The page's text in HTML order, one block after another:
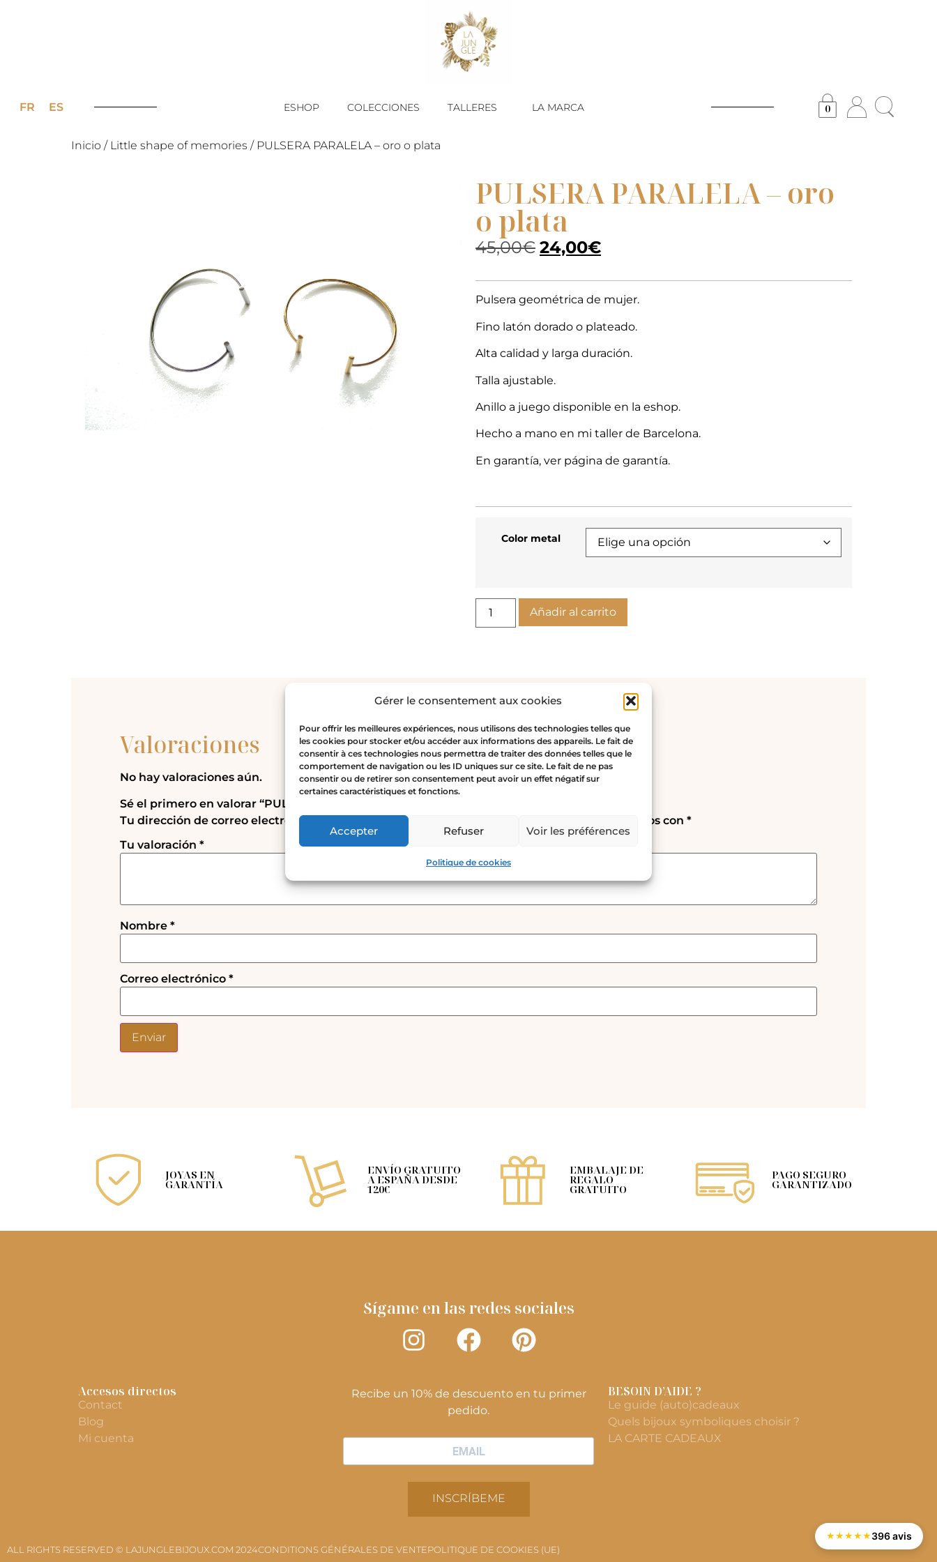
Gérer le consentement aux cookies
Pour offrir les meilleures expériences, nous utilisons des technologies telles que
les cookies pour stocker et/ou accéder aux informations des appareils. Le fait de
consentir à ces technologies nous permettra de traiter des données telles que le
comportement de navigation ou les ID uniques sur ce site. Le fait de ne pas
consentir ou de retirer son consentement peut avoir un effet négatif sur
certaines caractéristiques et fonctions.
Accepter Refuser Voir les préférences
Politique de cookies
FR ES ESHOP COLECCIONES TALLERES LA MARCA 0
Inicio / Little shape of memories / PULSERA PARALELA – oro o plata
PULSERA PARALELA – oro
o plata
45,00€ 24,00€
Pulsera geométrica de mujer.
Fino latón dorado o plateado.
Alta calidad y larga duración.
Talla ajustable.
Anillo a juego disponible en la eshop.
Hecho a mano en mi taller de Barcelona.
En garantía, ver página de garantía.
Color metal
Añadir al carrito
Valoraciones
No hay valoraciones aún.
Sé el primero en valorar “PULSERA PARALELA – oro o plata”
Tu dirección de correo electrónico no será publicada.
Los campos obligatorios están marcados con *
Tu valoración *
Nombre *
Correo electrónico *
JOYAS EN
GARANTÍA
ENVÍO GRATUITO
A ESPAÑA DESDE
120€
EMBALAJE DE
REGALO
GRATUITO
PAGO SEGURO
GARANTIZADO
Sígame en las redes sociales
Accesos directos
Contact
Blog
Mi cuenta
Recibe un 10% de descuento en tu primer
pedido.
INSCRÍBEME
BESOIN D’AIDE ?
Le guide (auto)cadeaux
Quels bijoux symboliques choisir ?
LA CARTE CADEAUX
ALL RIGHTS RESERVED © LAJUNGLEBIJOUX.COM 2024CONDITIONS GÉNÉRALES DE VENTEPOLITIQUE DE COOKIES (UE)
★ ★ ★ ★ ★ 396 avis